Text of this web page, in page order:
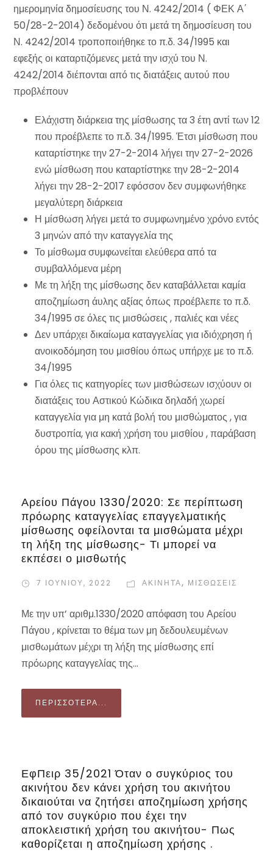
ημερομηνία δημοσίευσης του Ν. 4242/2014 ( ΦΕΚ Α΄
50/28-2-2014) δεδομένου ότι μετά τη δημοσίευση του
Ν. 4242/2014 τροποποιήθηκε το π.δ. 34/1995 και
εφεξής οι καταρτιζόμενες μετά την ισχύ του Ν.
4242/2014 διέπονται από τις διατάξεις αυτού που
προβλέπουν
Ελάχιστη διάρκεια της μίσθωσης τα 3 έτη αντί των 12
που προέβλεπε το π.δ. 34/1995. Έτσι μίσθωση που
καταρτίστηκε την 27-2-2014 λήγει την 27-2-2026
ενώ μίσθωση που καταρτίστηκε την 28-2-2014
λήγει την 28-2-2017 εφόσσον δεν συμφωνήθηκε
μεγαλύτερη διάρκεια
Η μίσθωση λήγει μετά το συμφωνημένο χρόνο εντός
3 μηνών από την καταγγελία της
Το μίσθωμα συμφωνείται ελεύθερα από τα
συμβαλλόμενα μέρη
Με τη λήξη της μίσθωσης δεν καταβάλλεται καμία
αποζημίωση άυλης αξίας όπως προέβλεπε το π.δ.
34/1995 σε όλες τις μισθώσεις , παλιές και νέες
Δεν υπάρχει δικαίωμα καταγγελίας για ιδιόχρηση ή
ανοικοδόμηση του μισθίου όπως υπήρχε με το π.δ.
34/1995
Για όλες τις κατηγορίες των μισθώσεων ισχύουν οι
διατάξεις του Αστικού Κώδικα δηλαδή χωρεί
καταγγελία για μη κατά βολή του μισθώματος , για
δυστροπία, για κακή χρήση του μισθίου , παράβαση
όρου της μίσθωσης κλπ.
Αρείου Πάγου 1330/2020: Σε περίπτωση
πρόωρης καταγγελίας επαγγελματικής
μίσθωσης οφείλονται τα μισθώματα μέχρι
τη λήξη της μίσθωσης- Τι μπορεί να
εκπέσει ο μισθωτής
7 ΙΟΥΝΊΟΥ, 2022 ΑΚΙΝΗΤΑ, ΜΙΣΘΏΣΕΙΣ
Με την υπ’ αριθμ.1330/2020 απόφαση του Αρείου
Πάγου , κρίνεται το θέμα των μη δεδουλευμένων
μισθωμάτων μέχρι τη λήξη της μίσθωσης επί
πρόωρης καταγγελίας της...
ΠΕΡΙΣΣΌΤΕΡΑ...
ΕφΠειρ 35/2021 Όταν ο συγκύριος του
ακινήτου δεν κάνει χρήση του ακινήτου
δικαιούται να ζητήσει αποζημίωση χρήσης
από τον συγκύριο που έχει την
αποκλειστική χρήση του ακινήτου- Πως
καθορίζεται η αποζημίωση χρήσης .